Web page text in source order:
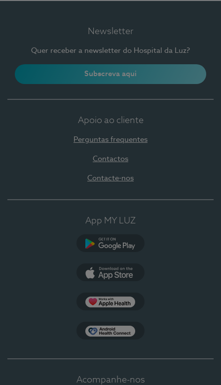
Newsletter
Quer receber a newsletter do Hospital da Luz?
Subscreva aqui
Apoio ao cliente
Perguntas frequentes
Contactos
Contacte-nos
App MY LUZ
Acompanhe-nos